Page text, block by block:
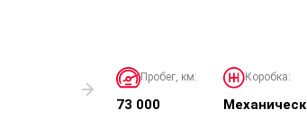
Пробег, км:
73 000
Коробка: